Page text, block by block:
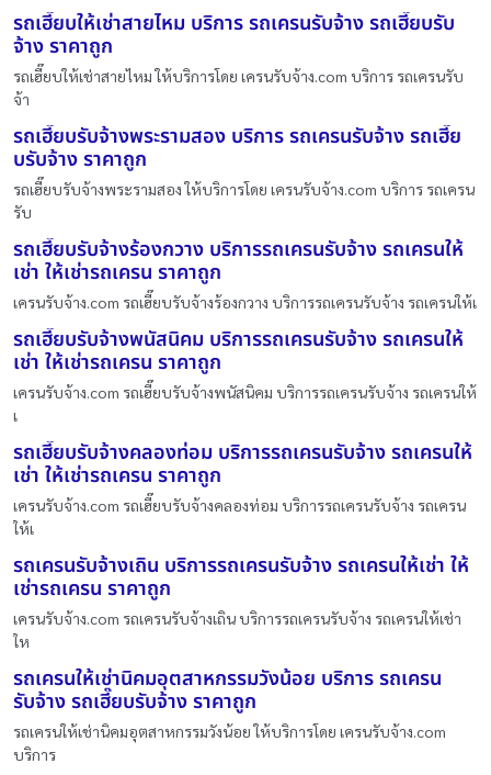
รถเฮี๊ยบให้เช่าสายไหม บริการ รถเครนรับจ้าง รถเฮี๊ยบรับ
จ้าง ราคาถูก
รถเฮี๊ยบให้เช่าสายไหม ให้บริการโดย เครนรับจ้าง.com บริการ รถเครนรับ
จ้า
รถเฮี๊ยบรับจ้างพระรามสอง บริการ รถเครนรับจ้าง รถเฮี๊ย
บรับจ้าง ราคาถูก
รถเฮี๊ยบรับจ้างพระรามสอง ให้บริการโดย เครนรับจ้าง.com บริการ รถเครน
รับ
รถเฮี๊ยบรับจ้างร้องกวาง บริการรถเครนรับจ้าง รถเครนให้
เช่า ให้เช่ารถเครน ราคาถูก
เครนรับจ้าง.com รถเฮี๊ยบรับจ้างร้องกวาง บริการรถเครนรับจ้าง รถเครนให้เ
รถเฮี๊ยบรับจ้างพนัสนิคม บริการรถเครนรับจ้าง รถเครนให้
เช่า ให้เช่ารถเครน ราคาถูก
เครนรับจ้าง.com รถเฮี๊ยบรับจ้างพนัสนิคม บริการรถเครนรับจ้าง รถเครนให้
เ
รถเฮี๊ยบรับจ้างคลองท่อม บริการรถเครนรับจ้าง รถเครนให้
เช่า ให้เช่ารถเครน ราคาถูก
เครนรับจ้าง.com รถเฮี๊ยบรับจ้างคลองท่อม บริการรถเครนรับจ้าง รถเครน
ให้เ
รถเครนรับจ้างเถิน บริการรถเครนรับจ้าง รถเครนให้เช่า ให้
เช่ารถเครน ราคาถูก
เครนรับจ้าง.com รถเครนรับจ้างเถิน บริการรถเครนรับจ้าง รถเครนให้เช่า
ให
รถเครนให้เช่านิคมอุตสาหกรรมวังน้อย บริการ รถเครน
รับจ้าง รถเฮี๊ยบรับจ้าง ราคาถูก
รถเครนให้เช่านิคมอุตสาหกรรมวังน้อย ให้บริการโดย เครนรับจ้าง.com
บริการ